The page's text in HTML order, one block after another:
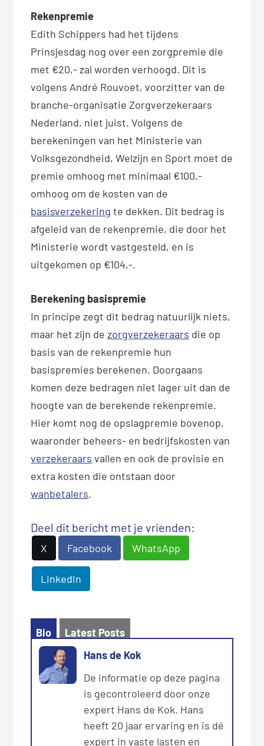
Rekenpremie
Edith Schippers had het tijdens
Prinsjesdag nog over een zorgpremie die
met €20,- zal worden verhoogd. Dit is
volgens André Rouvoet, voorzitter van de
branche-organisatie Zorgverzekeraars
Nederland, niet juist. Volgens de
berekeningen van het Ministerie van
Volksgezondheid, Welzijn en Sport moet de
premie omhoog met minimaal €100,-
omhoog om de kosten van de
basisverzekering te dekken. Dit bedrag is
afgeleid van de rekenpremie, die door het
Ministerie wordt vastgesteld, en is
uitgekomen op €104,-.
Berekening basispremie
In principe zegt dit bedrag natuurlijk niets,
maar het zijn dezorgverzekeraars die op
basis van de rekenpremie hun
basispremies berekenen. Doorgaans
komen deze bedragen niet lager uit dan de
hoogte van de berekende rekenpremie.
Hier komt nog de opslagpremie bovenop,
waaronder beheers- en bedrijfskosten van
verzekeraars vallen en ook de provisie en
extra kosten die ontstaan door
wanbetalers.
Deel dit bericht met je vrienden:
X Facebook WhatsApp
LinkedIn
Bio
Latest Posts
Hans de Kok
De informatie op deze pagina
is gecontroleerd door onze
expert Hans de Kok. Hans
heeft 20 jaar ervaring en is dé
expert in vaste lasten en